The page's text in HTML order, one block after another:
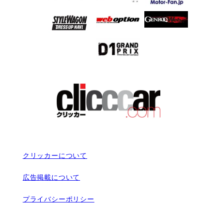
クリッカーについて
広告掲載について
プライバシーポリシー